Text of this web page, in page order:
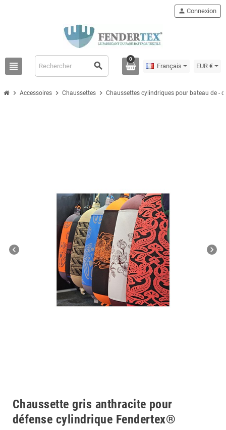
view_headline search
person Connexion
0
Français EUR €
chevron_right Accessoires chevron_right Chaussettes chevron_right Chaussettes cylindriques pour bateau de -
chevron_left chevron_right
Chaussette gris anthracite pour
défense cylindrique Fendertex®